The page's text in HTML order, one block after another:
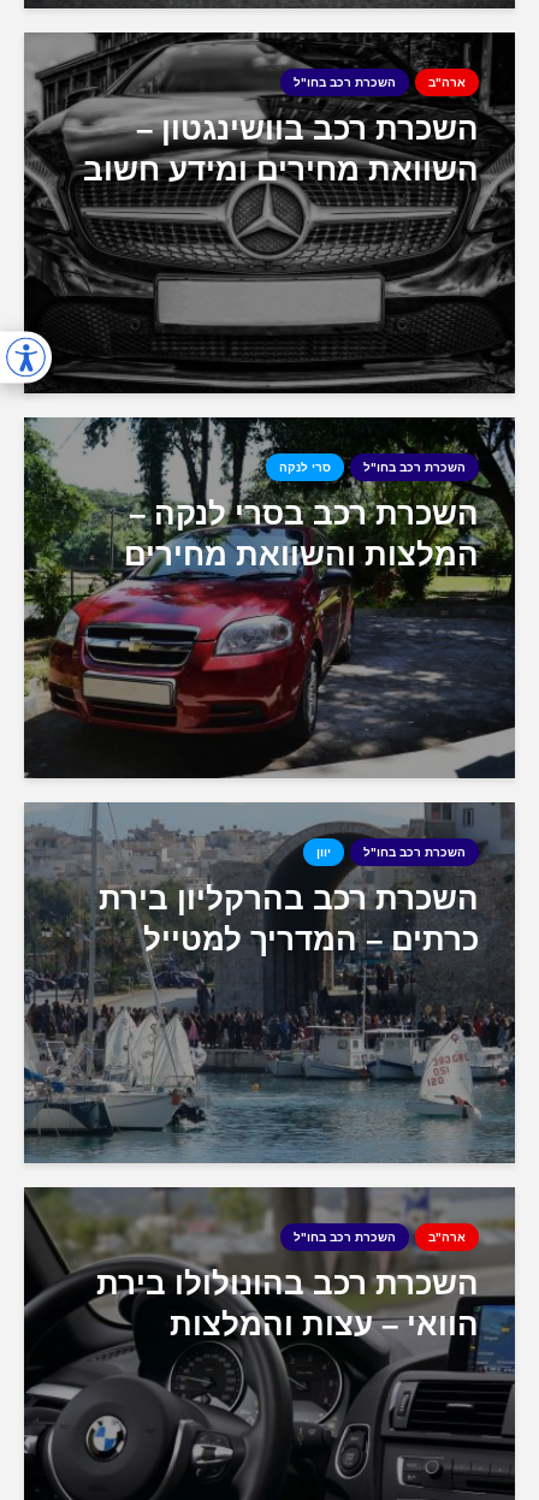
ארה"ב השכרת רכב בחו"ל
השכרת רכב בוושינגטון –
השוואת מחירים ומידע חשוב
השכרת רכב בחו"ל סרי לנקה
השכרת רכב בסרי לנקה –
המלצות והשוואת מחירים
השכרת רכב בחו"ל יוון
השכרת רכב בהרקליון בירת
כרתים – המדריך למטייל
ארה"ב השכרת רכב בחו"ל
השכרת רכב בהונולולו בירת
הוואי – עצות והמלצות